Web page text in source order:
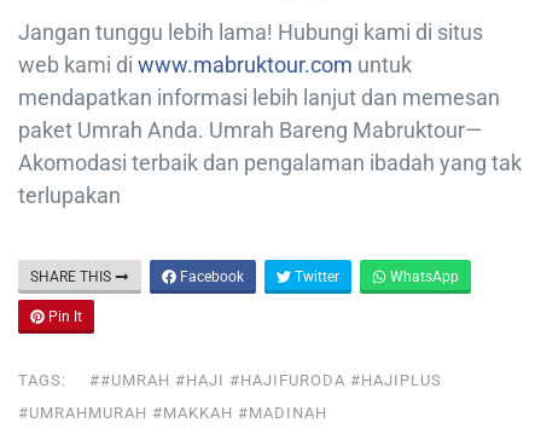
Jangan tunggu lebih lama! Hubungi kami di situs
web kami di www.mabruktour.com untuk
mendapatkan informasi lebih lanjut dan memesan
paket Umrah Anda. Umrah Bareng Mabruktour—
Akomodasi terbaik dan pengalaman ibadah yang tak
terlupakan
SHARE THIS Facebook Twitter WhatsApp
Pin It
TAGS:
##UMRAH #HAJI #HAJIFURODA #HAJIPLUS
#UMRAHMURAH #MAKKAH #MADINAH